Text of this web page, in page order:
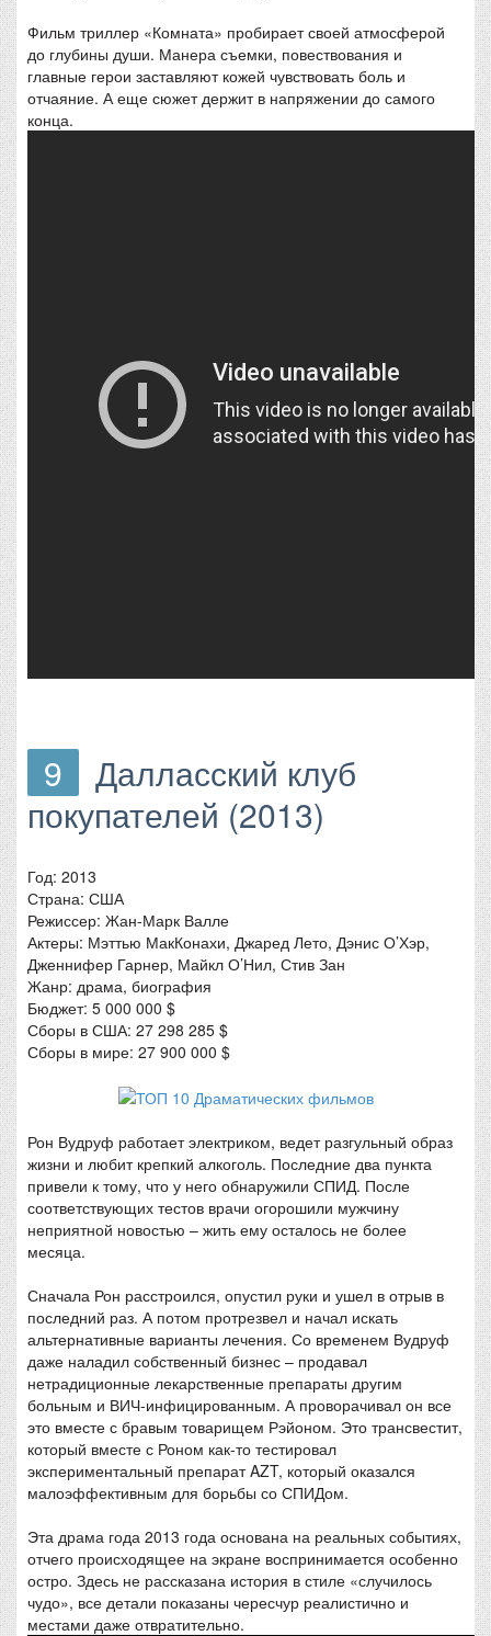
Фильм триллер «Комната» пробирает своей атмосферой
до глубины души. Манера съемки, повествования и
главные герои заставляют кожей чувствовать боль и
отчаяние. А еще сюжет держит в напряжении до самого
конца.
9
Далласский клуб
покупателей (2013)
Год: 2013
Страна: США
Режиссер: Жан-Марк Валле
Актеры: Мэттью МакКонахи, Джаред Лето, Дэнис О’Хэр,
Дженнифер Гарнер, Майкл О’Нил, Стив Зан
Жанр: драма, биография
Бюджет: 5 000 000 $
Сборы в США: 27 298 285 $
Сборы в мире: 27 900 000 $
Рон Вудруф работает электриком, ведет разгульный образ
жизни и любит крепкий алкоголь. Последние два пункта
привели к тому, что у него обнаружили СПИД. После
соответствующих тестов врачи огорошили мужчину
неприятной новостью – жить ему осталось не более
месяца.
Сначала Рон расстроился, опустил руки и ушел в отрыв в
последний раз. А потом протрезвел и начал искать
альтернативные варианты лечения. Со временем Вудруф
даже наладил собственный бизнес – продавал
нетрадиционные лекарственные препараты другим
больным и ВИЧ-инфицированным. А проворачивал он все
это вместе с бравым товарищем Рэйоном. Это трансвестит,
который вместе с Роном как-то тестировал
экспериментальный препарат AZT, который оказался
малоэффективным для борьбы со СПИДом.
Эта драма года 2013 года основана на реальных событиях,
отчего происходящее на экране воспринимается особенно
остро. Здесь не рассказана история в стиле «случилось
чудо», все детали показаны чересчур реалистично и
местами даже отвратительно.